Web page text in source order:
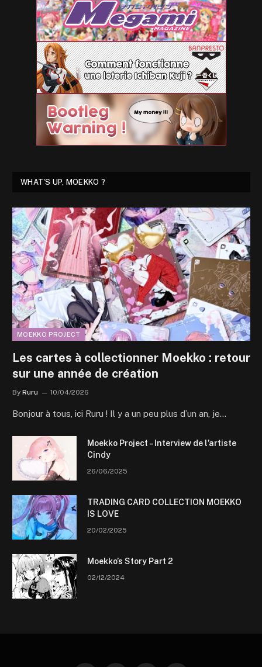
WHAT'S UP, MOEKKO ?
MOEKKO PROJECT
Les cartes à collectionner Moekko : retour
sur une année de création
By Ruru 10/04/2026
Bonjour à tous, ici Ruru ! Il y a un peu plus d’un an, je…
Moekko Project – Interview de l’artiste
Cindy
26/06/2025
TRADING CARD COLLECTION MOEKKO
IS LOVE
20/02/2025
Moekko’s Story Part 2
02/12/2024